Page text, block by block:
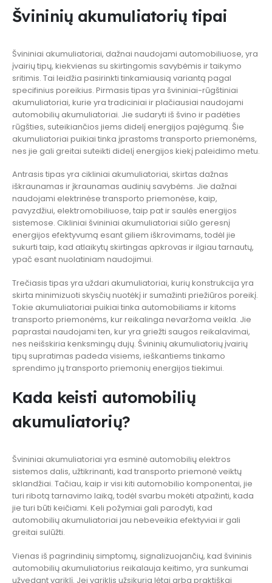
Švininių akumuliatorių tipai
Švininiai akumuliatoriai, dažnai naudojami automobiliuose, yra
įvairių tipų, kiekvienas su skirtingomis savybėmis ir taikymo
sritimis. Tai leidžia pasirinkti tinkamiausią variantą pagal
specifinius poreikius. Pirmasis tipas yra švininiai-rūgštiniai
akumuliatoriai, kurie yra tradiciniai ir plačiausiai naudojami
automobilių akumuliatoriai. Jie sudaryti iš švino ir padėties
rūgšties, suteikiančios jiems didelį energijos pajėgumą. Šie
akumuliatoriai puikiai tinka įprastoms transporto priemonėms,
nes jie gali greitai suteikti didelį energijos kiekį paleidimo metu.
Antrasis tipas yra cikliniai akumuliatoriai, skirtas dažnas
iškraunamas ir įkraunamas audinių savybėms. Jie dažnai
naudojami elektrinėse transporto priemonėse, kaip,
pavyzdžiui, elektromobiliuose, taip pat ir saulės energijos
sistemose. Cikliniai švininiai akumuliatoriai siūlo geresnį
energijos efektyvumą esant giliem iškrovimams, todėl jie
sukurti taip, kad atlaikytų skirtingas apkrovas ir ilgiau tarnautų,
ypač esant nuolatiniam naudojimui.
Trečiasis tipas yra uždari akumuliatoriai, kurių konstrukcija yra
skirta minimizuoti skysčių nuotėkį ir sumažinti priežiūros poreikį.
Tokie akumuliatoriai puikiai tinka automobiliams ir kitoms
transporto priemonėms, kur reikalinga nevaržoma veikla. Jie
paprastai naudojami ten, kur yra griežti saugos reikalavimai,
nes neišskiria kenksmingų dujų. Švininių akumuliatorių įvairių
tipų supratimas padeda visiems, ieškantiems tinkamo
sprendimo jų transporto priemonių energijos tiekimui.
Kada keisti automobilių
akumuliatorių?
Švininiai akumuliatoriai yra esminė automobilių elektros
sistemos dalis, užtikrinanti, kad transporto priemonė veiktų
sklandžiai. Tačiau, kaip ir visi kiti automobilio komponentai, jie
turi ribotą tarnavimo laiką, todėl svarbu mokėti atpažinti, kada
jie turi būti keičiami. Keli požymiai gali parodyti, kad
automobilių akumuliatoriai jau nebeveikia efektyviai ir gali
greitai sulūžti.
Vienas iš pagrindinių simptomų, signalizuojančių, kad švininis
automobilių akumuliatorius reikalauja keitimo, yra sunkumai
užvedant variklį. Jei variklis užsikuria lėtai arba praktiškai